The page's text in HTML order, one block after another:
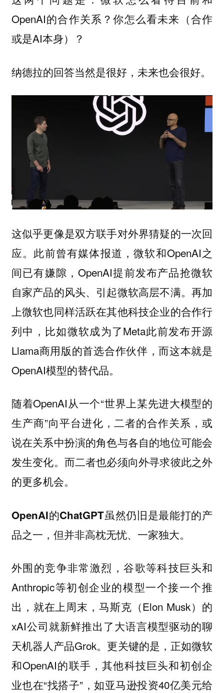
OpenAI的合作关系？你怎么看未来（合作
或是AI本身）？
纳德拉的回答当然是很好，未来也会很好。
这似乎更像是双方联手对外界猜疑的一次回
应。此前曾有媒体报道，微软和OpenAI之
间已有嫌隙，OpenAI提前发布产品抢微软
自家产品的风头、引起微软高层不满。再加
上微软也同样活跃在其他科技企业的合作行
列中，比如微软成为了Meta此前发布开源
Llama商用版的首选合作伙伴，而这本就是
OpenAI模型的替代品。
随着OpenAI从一个“世界上某先进大模型的
生产商”向平台进化，二者的合作关系，或
说在关系中扮演的角色与各自的地位可能会
发生变化。而二者也必须向外寻求彼此之外
的更多机会。
OpenAI的ChatGPT虽然仍旧是最能打的产
品之一，但并非高枕无忧、一家独大。
外围的竞争非常激烈，谷歌等科技巨头和
Anthropic等初创企业的模型一个接一个推
出，就在上周末，马斯克（Elon Musk）的
xAI公司就新鲜推出了大语言模型驱动的聊
天机器人产品Grok。更关键的是，正如微软
和OpenAI的联手，其他科技巨头和初创企
业也在“找搭子”，如亚马逊投资40亿美元给